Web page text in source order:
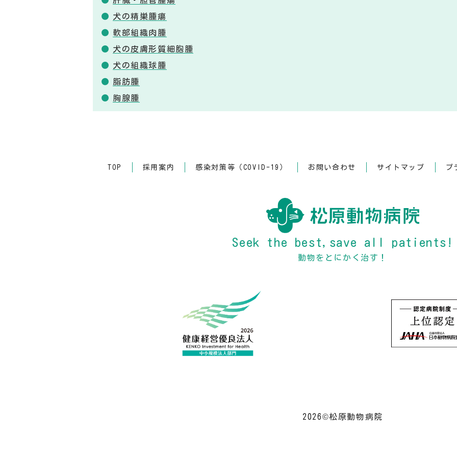
犬の精巣腫瘍
軟部組織肉腫
犬の皮膚形質細胞腫
犬の組織球腫
脂肪腫
胸腺腫
TOP 採用案内 感染対策等（COVID-19） お問い合わせ サイトマップ プ
Seek the best,save all patients!
動物をとにかく治す！
2026©松原動物病院